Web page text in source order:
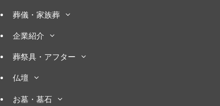
葬儀・家族葬
企業紹介
葬祭具・アフター
仏壇
お墓・墓石